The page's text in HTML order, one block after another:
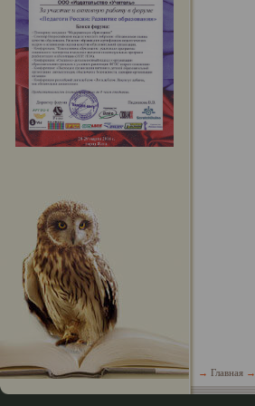
→ Главная →